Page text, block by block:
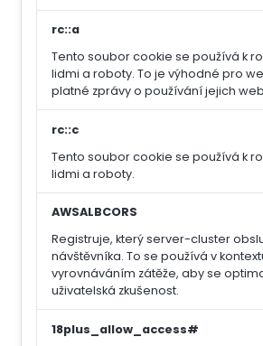
rc::a
Tento soubor cookie se používá k
lidmi a roboty. To je výhodné pro
platné zprávy o používání jejich
rc::c
Tento soubor cookie se používá k
lidmi a roboty.
AWSALBCORS
Registruje, který server-cluster
návštěvníka. To se používá v
vyrovnáváním zátěže, aby se
uživatelská zkušenost.
18plus_allow_access#